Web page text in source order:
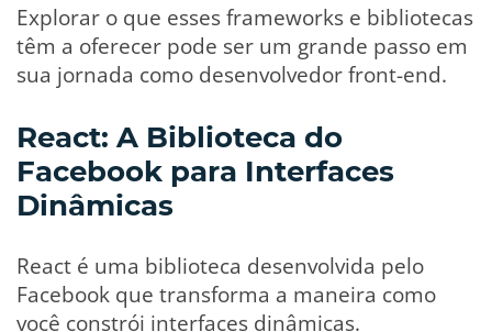
Explorar o que esses frameworks e bibliotecas
têm a oferecer pode ser um grande passo em
sua jornada como desenvolvedor front-end.
React: A Biblioteca do
Facebook para Interfaces
Dinâmicas
React é uma biblioteca desenvolvida pelo
Facebook que transforma a maneira como
você constrói interfaces dinâmicas.